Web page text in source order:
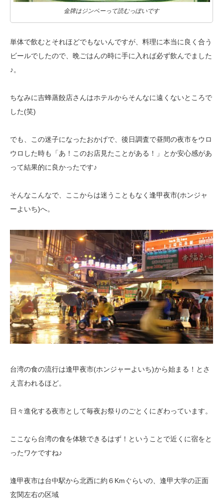
金牌はジンペーって読むっぽいです
単体で飲むとそれほどでもないんですが、料理に本当に良く合う
ビールでしたので、晩ごはんの時に手に入れば必ず飲んでました
♪。
ちなみに吉蜂蒸餃店さんはホテルからそんなに遠くないところで
した(笑)
でも、この迷子になったおかげで、後日調査で昼間の夜市をウロ
ウロした時も
「あ！このお店見たことがある！」とか安心感があ
って結果的に良かったです♪
そんなこんなで、ここからは迷うこともなく逢甲夜市(ホンジャ
ーよいち)へ。
台湾の食の流行は逢甲夜市(ホンジャーよいち)から始まる！とさ
え言われるほど。
日々進化する夜市として毎夜お祭りのごとくにぎわっています。
ここなら台湾の食を体験できるはず！ということで近くに宿をと
ったワケですね♪
逢甲夜市は台中駅から北西に約６Kmぐらいの、逢甲大学の正面
玄関左右の区域